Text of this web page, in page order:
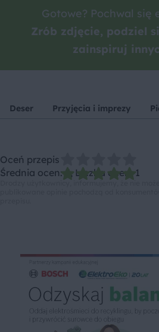
Gotowe? Pochwal się
Zrób zdjęcie, podziel
zainspiruj
Deser Przyjęcia i imprezy
Oceń przepis
Średnia ocen: 5, Liczba ocen: 1